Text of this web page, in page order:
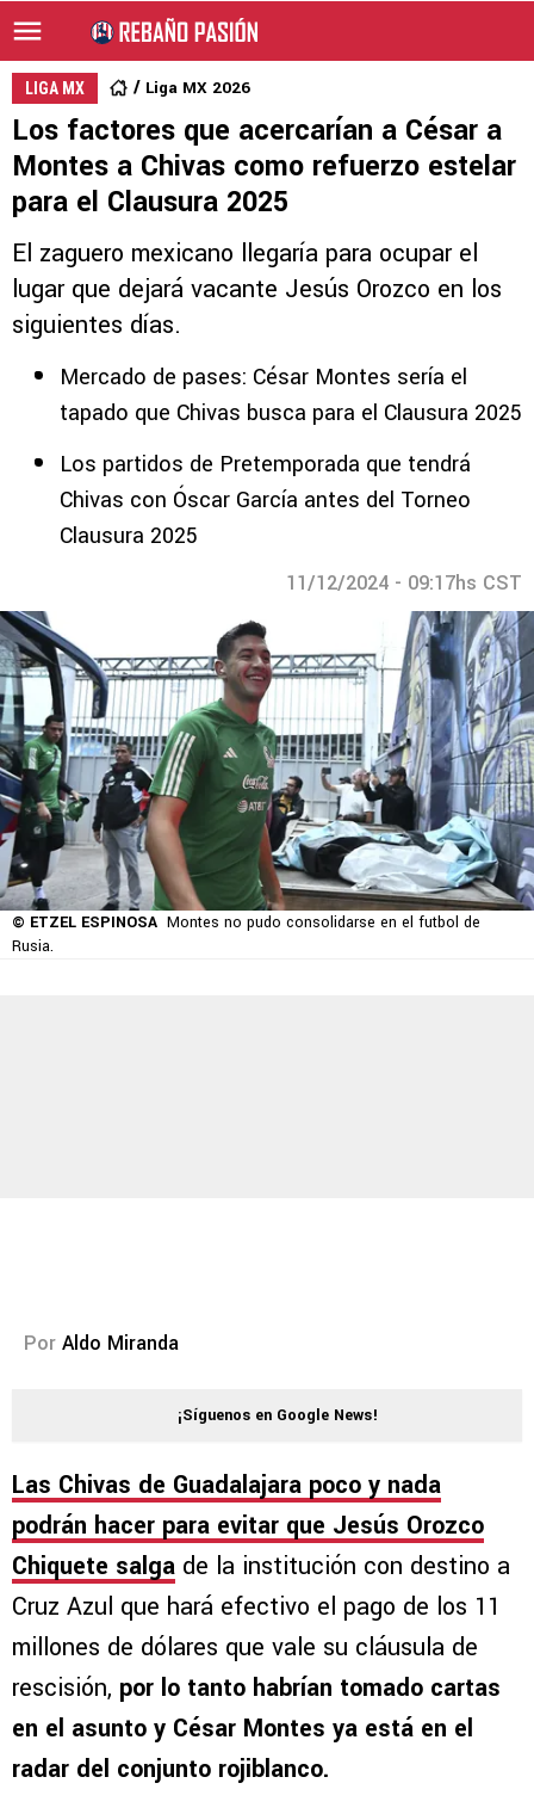
LIGA MX Liga MX 2026
Los factores que acercarían a César a
Montes a Chivas como refuerzo estelar
para el Clausura 2025
El zaguero mexicano llegaría para ocupar el
lugar que dejará vacante Jesús Orozco en los
siguientes días.
Mercado de pases: César Montes sería el
tapado que Chivas busca para el Clausura 2025
Los partidos de Pretemporada que tendrá
Chivas con Óscar García antes del Torneo
Clausura 2025
11/12/2024 - 09:17hs CST
© ETZEL ESPINOSA Montes no pudo consolidarse en el futbol de
Rusia.
Por Aldo Miranda
¡Síguenos en Google News!
Las Chivas de Guadalajara poco y nada
podrán hacer para evitar que Jesús Orozco
Chiquete salga de la institución con destino a
Cruz Azul que hará efectivo el pago de los 11
millones de dólares que vale su cláusula de
rescisión, por lo tanto habrían tomado cartas
en el asunto y César Montes ya está en el
radar del conjunto rojiblanco.